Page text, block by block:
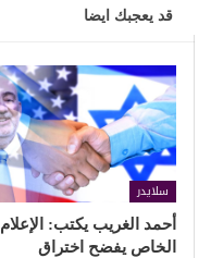
قد يعجبك ايضا
سلايدر
أحمد الغريب يكتب: الإعلام
الخاص يفضح اختراق